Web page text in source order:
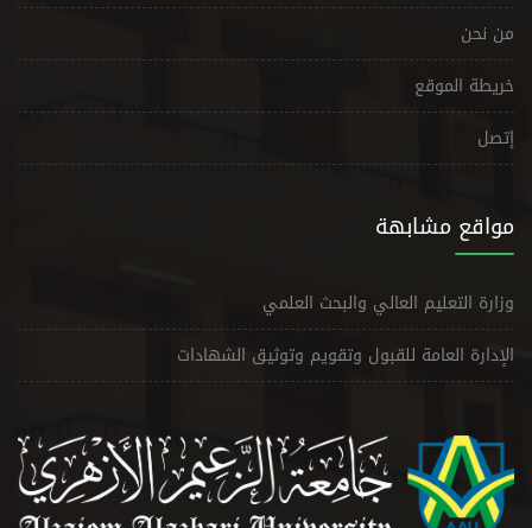
من نحن
خريطة الموقع
إتصل
مواقع مشابهة
وزارة التعليم العالي والبحث العلمي
الإدارة العامة للقبول وتقويم وتوثيق الشهادات